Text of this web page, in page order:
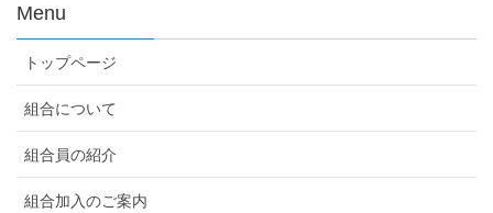
Menu
トップページ
組合について
組合員の紹介
組合加入のご案内